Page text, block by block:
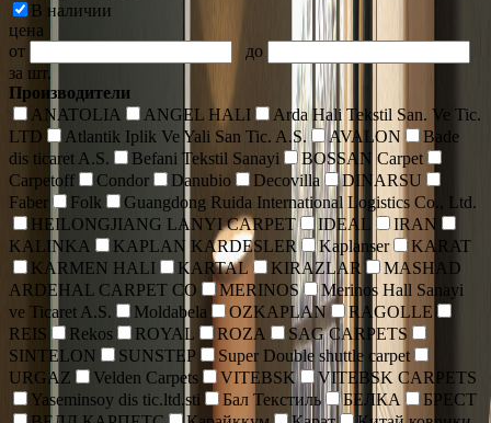
В наличии
цена
от
до
за шт.
Производители
ANATOLIA
ANGEL HALI
Arda Hali Tekstil San. Ve Tic.
LTD
Atlantik Iplik Ve Yali San Tic. A.S. AVALON
Bade
dis ticaret A.S.
Befani Tekstil Sanayi
BOSSAN Carpet
Carpetoff
Condor Danubio Decovilla
DINARSU
Faber
Folk
Guangdong Ruida International Logistics Co., Ltd.
HEILONGJIANG LANYI CARPET
IDEAL
IRAN
KALINKA
KAPLAN KARDESLER Kaplanser
KARAT
KARMEN HALI
KARTAL KIRAZLAR
MASHAD
ARDEHAL CARPET CO
MERINOS
Merinos Hall Sanayi
ve Ticaret A.S.
Moldabela OZKAPLAN
RAGOLLE
REIS
Rekos ROYAL ROZA
SAG CARPETS
SINTELON
SUNSTEP
Super Double shuttle carpet
URGAZ
Velden Carpets VITEBSK
VITEBSK CARPETS
Yaseminsoy dis tic.ltd.sti
Бал Текстиль БЕЛКА
БРЕСТ